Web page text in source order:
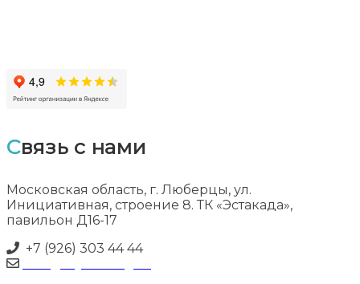
Связь с нами
Московская область, г. Люберцы, ул.
Инициативная, строение 8. ТК «Эстакада»,
павильон Д16-17
+7 (926) 303 44 44